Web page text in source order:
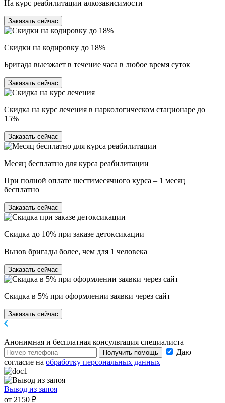
На курс реабилитации алкозависимости
Заказать сейчас
Скидки на кодировку до 18%
Бригада выезжает в течение часа в любое время суток
Заказать сейчас
Скидка на курс лечения в наркологическом стационаре до
15%
Заказать сейчас
Месяц бесплатно для курса реабилитации
При полной оплате шестимесячного курса – 1 месяц
бесплатно
Заказать сейчас
Скидка до 10% при заказе детоксикации
Вызов бригады более, чем для 1 человека
Заказать сейчас
Скидка в 5% при оформлении заявки через сайт
Заказать сейчас
Анонимная и бесплатная консультация специалиста
Получить помощь
Даю
согласие на обработку персональных данных
Вывод из запоя
от 2150 ₽